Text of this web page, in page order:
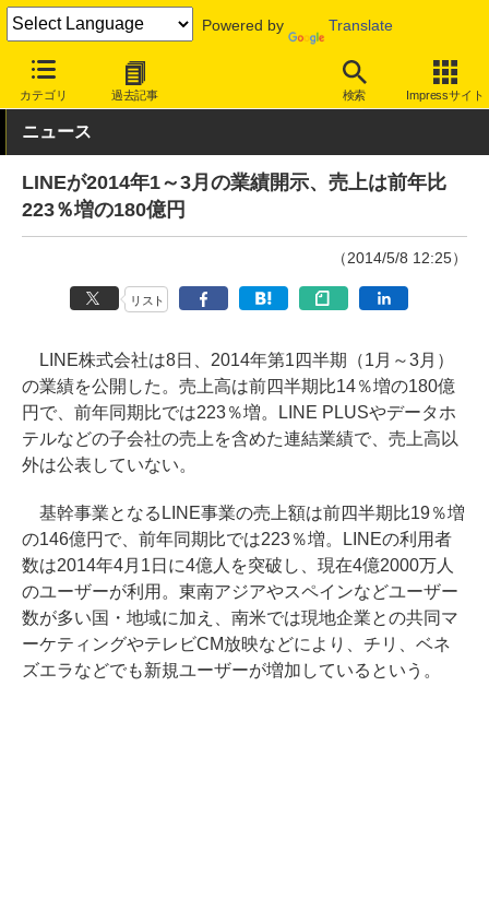
Powered by Translate
カテゴリ 過去記事 検索 Impressサイト
INTERNET Watch トピック 企業
ニュース
LINEが2014年1～3月の業績開示、売上は前年比
223％増の180億円
（2014/5/8 12:25）
リスト
LINE株式会社は8日、2014年第1四半期（1月～3月）
の業績を公開した。売上高は前四半期比14％増の180億
円で、前年同期比では223％増。LINE PLUSやデータホ
テルなどの子会社の売上を含めた連結業績で、売上高以
外は公表していない。
基幹事業となるLINE事業の売上額は前四半期比19％増
の146億円で、前年同期比では223％増。LINEの利用者
数は2014年4月1日に4億人を突破し、現在4億2000万人
のユーザーが利用。東南アジアやスペインなどユーザー
数が多い国・地域に加え、南米では現地企業との共同マ
ーケティングやテレビCM放映などにより、チリ、ベネ
ズエラなどでも新規ユーザーが増加しているという。